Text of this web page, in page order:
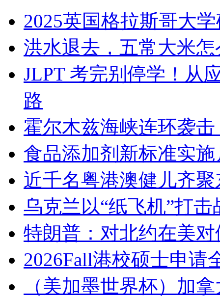
2025英国格拉斯哥大
洪水退去，五常大米
JLPT 考完别停学！从
路
霍尔木兹海峡连环袭
食品添加剂新标准实
近千名粤港澳健儿齐
乌克兰以“纸飞机”打击
特朗普：对北约在美
2026Fall港校硕士申请
（美加墨世界杯）加